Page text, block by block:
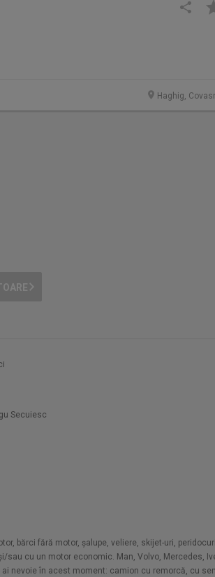
Haghig,
Secuiesc
bărci fără motor, șalupe, veliere, skijet-uri,
cu un motor economic. Man, Volvo, Mercedes,
nevoie în acest moment: camion cu remorcă, cu